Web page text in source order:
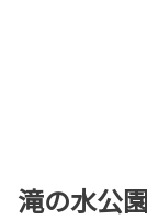
滝の水公